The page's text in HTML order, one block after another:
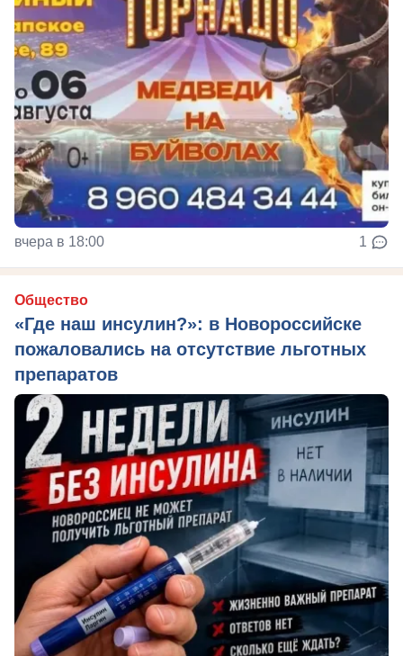
вчера в 18:00 1
Общество
«Где наш инсулин?»: в Новороссийске
пожаловались на отсутствие льготных
препаратов